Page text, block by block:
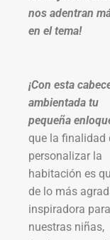
nos adentran
en el tema!
¡Con esta
ambientada tu
pequeña
que la finalidad
personalizar la
habitación es
de lo más
inspiradora para
nuestras niñas,